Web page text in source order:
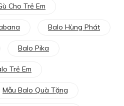
Cho Trẻ Em
Balo Hùng Phát
Balo Pika
Trẻ Em
Mẫu Balo Quà Tặng